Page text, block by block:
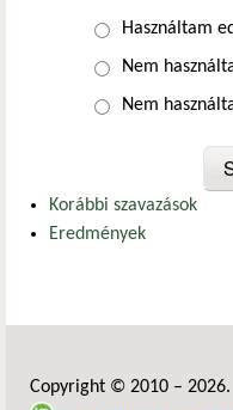
Választások
Használtam
Nem
Nem
Korábbi szavazások
Eredmények
Copyright © 2010 – 2026.